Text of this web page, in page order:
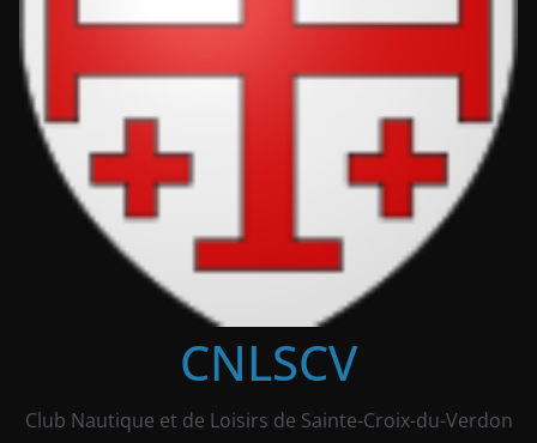
CNLSCV
Club Nautique et de Loisirs de Sainte-Croix-du-Verdon